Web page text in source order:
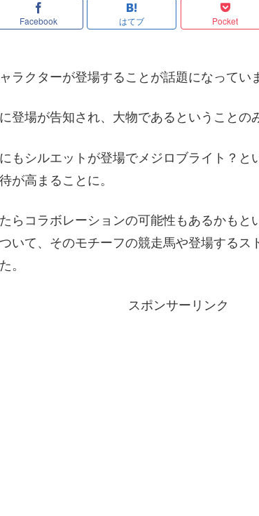
Facebook はてブ Pocket
ラクターが登場することが話題になってい
登場が告知され、大物であるということの
もシルエットが登場でメジロブライト？と
が高まることに。
らコラボレーションの可能性もあるかもと
いて、そのモチーフの競走馬や登場するス
。
スポンサーリンク